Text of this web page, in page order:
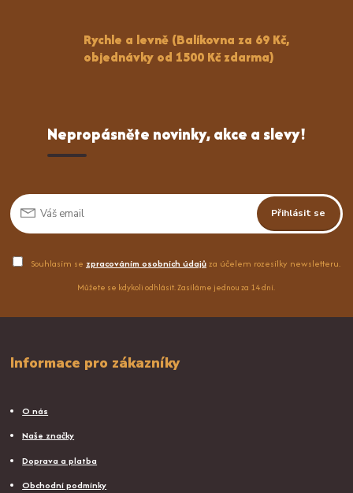
Rychle a levně (Balíkovna za 69 Kč,
objednávky od 1500 Kč zdarma)
Nepropásněte novinky, akce a slevy!
Přihlásit se
Souhlasím se zpracováním osobních údajůza účelem rozesílky newsletteru.
Můžete se kdykoli odhlásit. Zasíláme jednou za 14 dní.
Informace pro zákazníky
O nás
Naše značky
Doprava a platba
Obchodní podmínky